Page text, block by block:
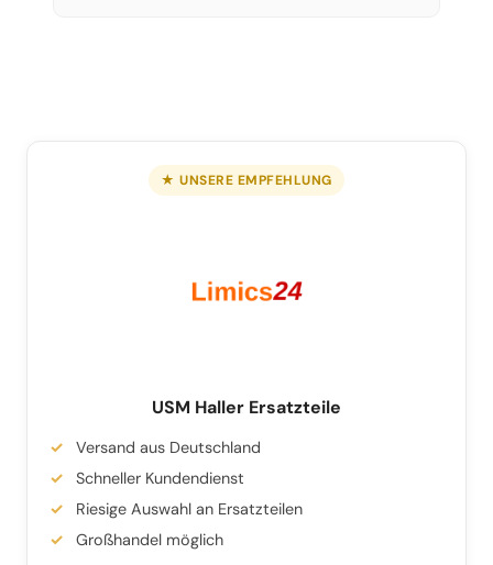
★ UNSERE EMPFEHLUNG
USM Haller Ersatzteile
Versand aus Deutschland
Schneller Kundendienst
Riesige Auswahl an Ersatzteilen
Großhandel möglich